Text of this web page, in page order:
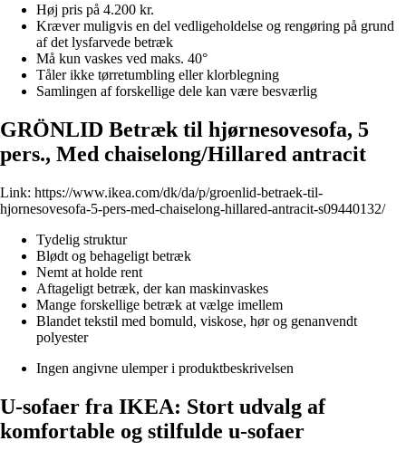
Høj pris på 4.200 kr.
Kræver muligvis en del vedligeholdelse og rengøring på grund
af det lysfarvede betræk
Må kun vaskes ved maks. 40°
Tåler ikke tørretumbling eller klorblegning
Samlingen af forskellige dele kan være besværlig
GRÖNLID Betræk til hjørnesovesofa, 5
pers., Med chaiselong/Hillared antracit
Link: https://www.ikea.com/dk/da/p/groenlid-betraek-til-
hjornesovesofa-5-pers-med-chaiselong-hillared-antracit-s09440132/
Tydelig struktur
Blødt og behageligt betræk
Nemt at holde rent
Aftageligt betræk, der kan maskinvaskes
Mange forskellige betræk at vælge imellem
Blandet tekstil med bomuld, viskose, hør og genanvendt
polyester
Ingen angivne ulemper i produktbeskrivelsen
U-sofaer fra IKEA: Stort udvalg af
komfortable og stilfulde u-sofaer